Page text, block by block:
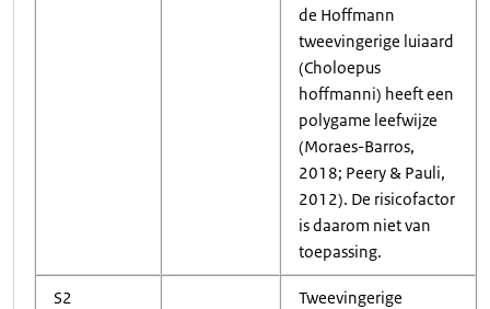
de Hoffmann
tweevingerige luiaard
(Choloepus
hoffmanni) heeft een
polygame leefwijze
(Moraes-Barros,
2018; Peery & Pauli,
2012). De risicofactor
is daarom niet van
toepassing.
S2
Tweevingerige